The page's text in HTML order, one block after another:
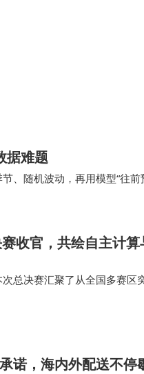
据难题
、随机波动，再用模型“往前
，即把文本、行为…
收官，共绘自主计
总决赛汇聚了从全国多赛区
诺，海内外配送不停